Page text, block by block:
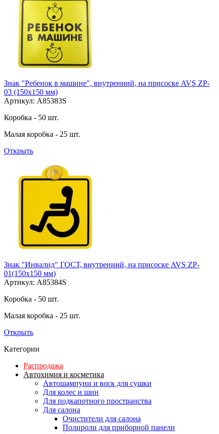
Знак "Ребенок в машине", внутренний, на присоске AVS ZP-
03 (150х150 мм)
Артикул: A85383S
Коробка - 50 шт.
Малая коробка - 25 шт.
Открыть
Знак "Инвалид" ГОСТ, внутренний, на присоске AVS ZP-
01(150х150 мм)
Артикул: A85384S
Коробка - 50 шт.
Малая коробка - 25 шт.
Открыть
Категории
Распродажа
Автохимия и косметика
Автошампуни и воск для сушки
Для колес и шин
Для подкапотного пространства
Для салона
Очистители для салона
Полироли для приборной панели